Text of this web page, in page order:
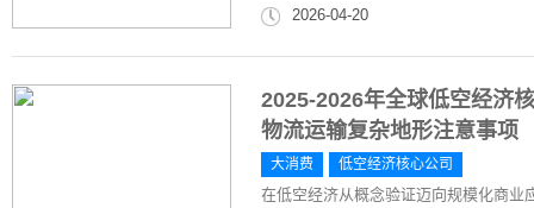
2026-04-20
2025-2026年全球低空经济
物流运输复杂地形注意事项
大消费 低空经济核心公司
在低空经济从概念验证迈向规模化商业